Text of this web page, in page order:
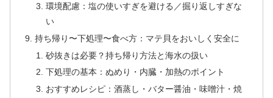
環境配慮：塩の使いすぎを避ける／掘り返しすぎな
い
持ち帰り〜下処理〜食べ方：マテ貝をおいしく安全に
砂抜きは必要？持ち帰り方法と海水の扱い
下処理の基本：ぬめり・内臓・加熱のポイント
おすすめレシピ：酒蒸し・バター醤油・味噌汁・焼